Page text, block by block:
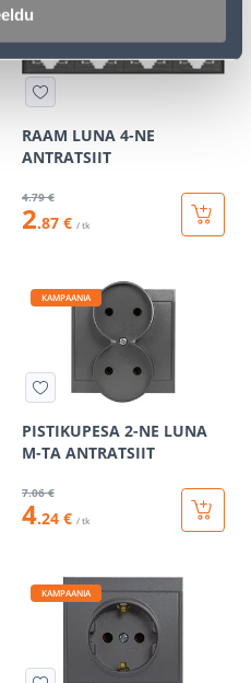
RAAM LUNA 4-NE
ANTRATSIIT
4.79 €
2.87 € / tk
KAMPAANIA
PISTIKUPESA 2-NE LUNA
M-TA ANTRATSIIT
7.06 €
4.24 € / tk
KAMPAANIA